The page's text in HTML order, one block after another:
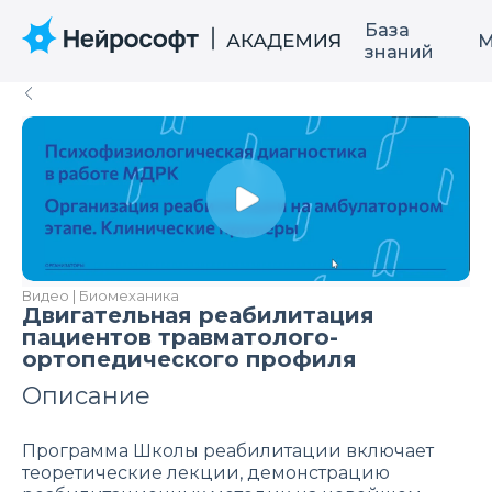
База
знаний
Видео | Биомеханика
Двигательная реабилитация
пациентов травматолого-
ортопедического профиля
Описание
Программа Школы реабилитации включает
теоретические лекции, демонстрацию